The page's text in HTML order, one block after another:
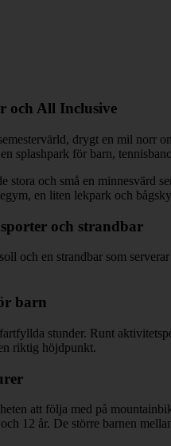
och All Inclusive
drygt en mil norr
splashpark för barn,
och små en minnesvärd
en liten lekpark och
och strandbar
och en strandbar som
barn
stunder. Runt
riktig höjdpunkt.
att följa med på
12 år. De större barnen